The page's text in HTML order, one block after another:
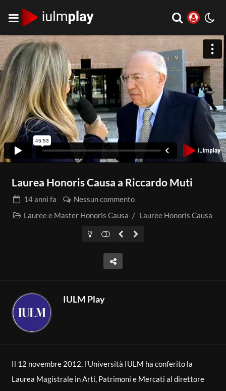
Laurea Honoris Causa a Riccardo Muti
14 anni fa
Nessun commento
Lauree e Master Honoris Causa / Lauree Honoris Causa
IULM Play
Il 12 novembre 2012, l’Università IULM ha conferito la
Laurea Magistrale in Arti, Patrimoni e Mercati al direttore